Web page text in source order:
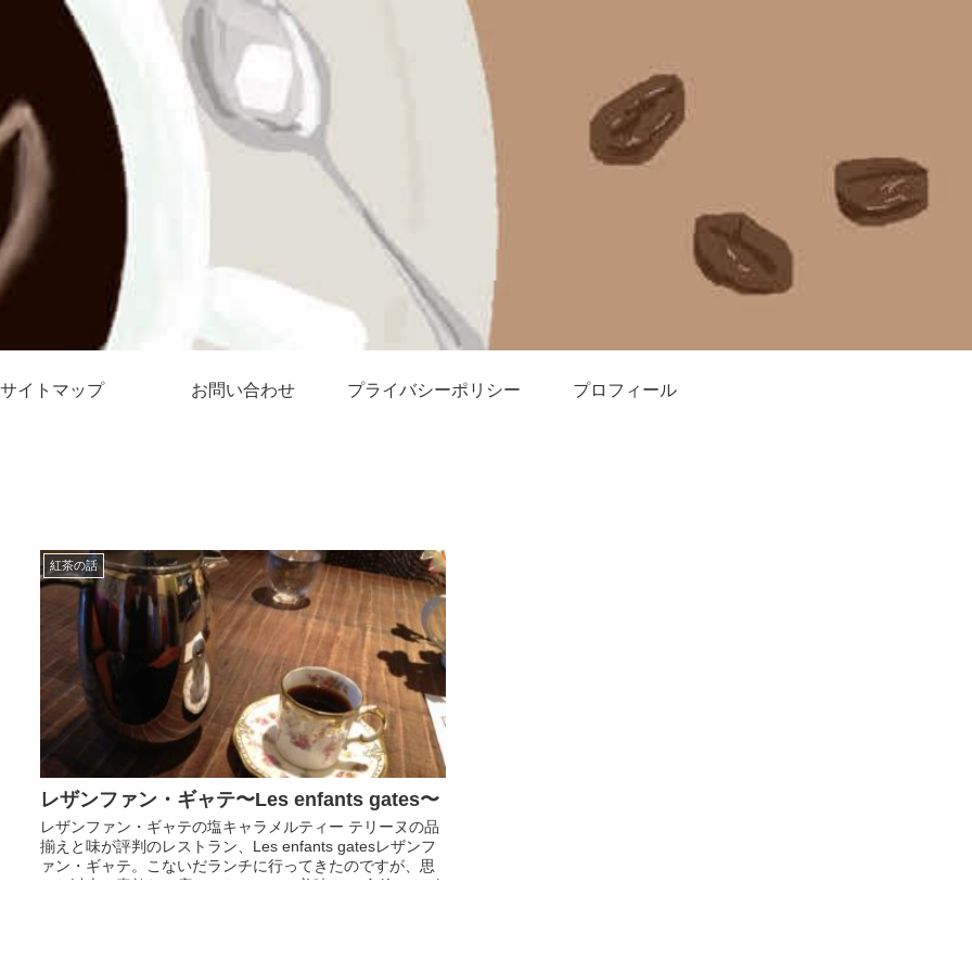
サイトマップ お問い合わせ プライバシーポリシー プロフィール
紅茶の話
レザンファン・ギャテ〜Les enfants gates〜
レザンファン・ギャテの塩キャラメルティー テリーヌの品
揃えと味が評判のレストラン、Les enfants gatesレザンフ
ァン・ギャテ。こないだランチに行ってきたのですが、思
った以上に素敵なお店でした。いやー美味い。 食後のデザ